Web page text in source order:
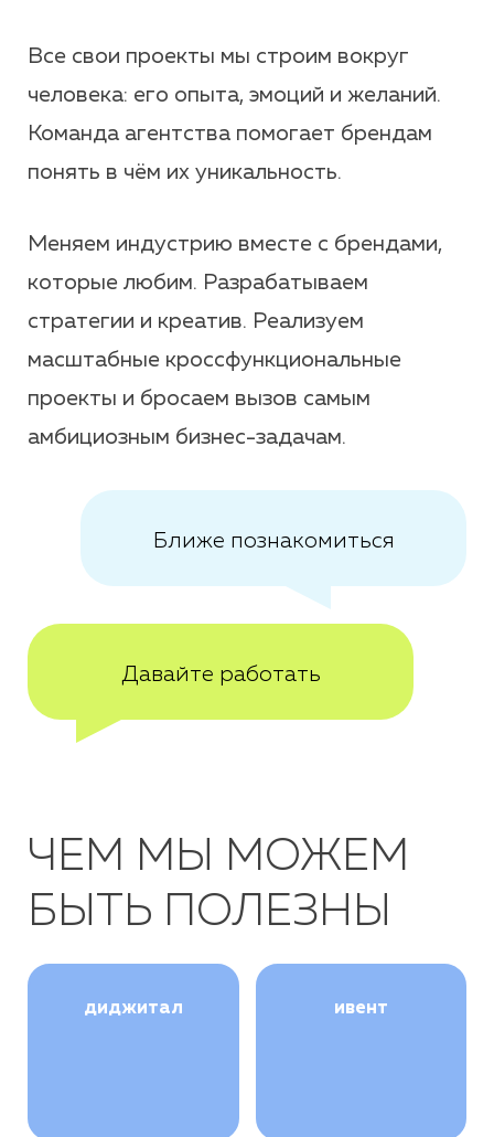
Все свои проекты мы строим вокруг
человека: его опыта, эмоций и желаний.
Команда агентства помогает брендам
понять в чём их уникальность.
Меняем индустрию вместе с брендами,
которые любим. Разрабатываем
стратегии и креатив. Реализуем
масштабные кроссфункциональные
проекты и бросаем вызов самым
амбициозным бизнес-задачам.
Ближе познакомиться
Давайте работать
ЧЕМ МЫ МОЖЕМ
БЫТЬ ПОЛЕЗНЫ
диджитал ивент